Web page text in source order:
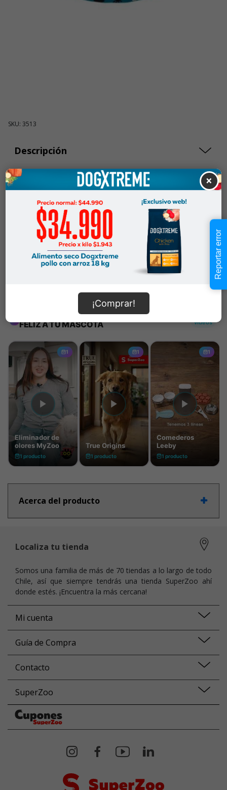
SKU: 3513
Descripción
Cantidad:
-
$27.990
Añadir al carrito
Información de envío
Acerca del producto
×
¡Comprar!
Localiza tu tienda
Somos una familia de más de 70 tiendas a lo largo de todo
Chile, así que siempre tendrás una tienda SuperZoo ahí
donde estés. ¡Encuentra la más cercana!
Mi cuenta
Guía de Compra
Contacto
SuperZoo
Reportar error